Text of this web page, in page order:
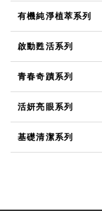
有機純淨植萃系列
啟動甦活系列
青春奇蹟系列
活妍亮眼系列
基礎清潔系列